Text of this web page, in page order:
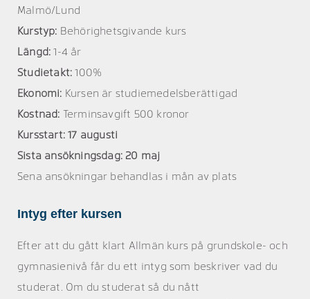
Malmö/Lund
Kurstyp: Behörighetsgivande kurs
Längd:1-4 år
Studietakt:100%
Ekonomi: Kursen är studiemedelsberättigad
Kostnad: Terminsavgift 500 kronor
Kursstart: 17 augusti
Sista ansökningsdag: 20 maj
Sena ansökningar behandlas i mån av plats
Intyg efter kursen
Efter att du gått klart Allmän kurs på grundskole- och
gymnasienivå får du ett intyg som beskriver vad du
studerat. Om du studerat så du nått